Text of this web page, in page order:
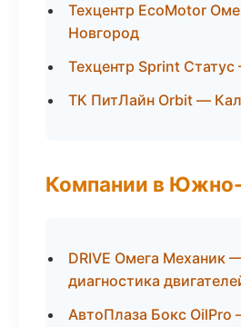
Техцентр EcoMotor
Новгород
Техцентр Sprint
ТК ПитЛайн Orbit —
Компании в
DRIVE Омега Механик
диагностика
АвтоПлаза Бокс